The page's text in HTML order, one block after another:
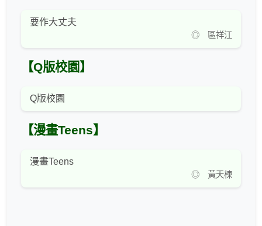
要作大丈夫
◎ 區祥江
【Q版校園】
Q版校園
【漫畫Teens】
漫畫Teens
◎ 黃天楝